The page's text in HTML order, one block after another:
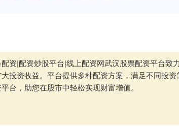
资|配资炒股平台|线上配资网武汉股票配资平台
投资收益。平台提供多种配资方案，满足不同投
台，助您在股市中轻松实现财富增值。